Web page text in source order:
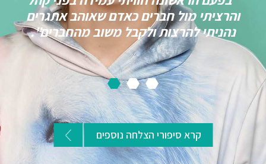
והרציתי מול חברים כאדם שאוהב אתגרים
נהניתי להרצות ולקבל משוב מהחברים".
קרא סיפורי הצלחה נוספים